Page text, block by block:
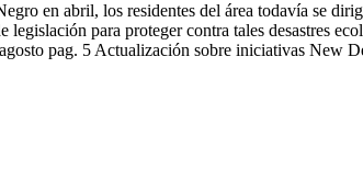
en abril, los residentes del área todavía se
legislación para proteger contra tales desastres
pag. 5 Actualización sobre iniciativas New